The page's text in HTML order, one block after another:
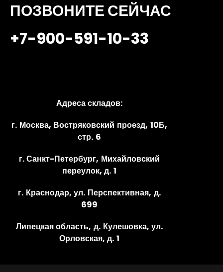
ПОЗВОНИТЕ СЕЙЧАС
+7-900-591-10-33
Адреса складов:
г. Москва, Востряковский проезд, 10Б,
стр. 6
г. Санкт-Петербург, Михайловский
переулок, д. 1
г. Краснодар, ул. Перспективная, д.
699
Липецкая область, д. Кулешовка, ул.
Орловская, д. 1